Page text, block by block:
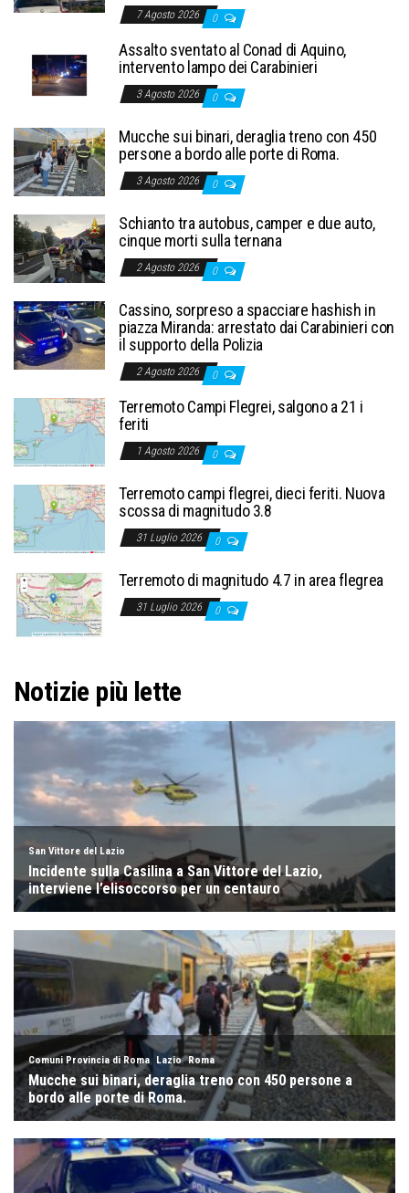
7 Agosto 2026 0
Assalto sventato al Conad di Aquino,
intervento lampo dei Carabinieri
3 Agosto 2026 0
Mucche sui binari, deraglia treno con 450
persone a bordo alle porte di Roma.
3 Agosto 2026 0
Schianto tra autobus, camper e due auto,
cinque morti sulla ternana
2 Agosto 2026 0
Cassino, sorpreso a spacciare hashish in
piazza Miranda: arrestato dai Carabinieri con
il supporto della Polizia
2 Agosto 2026 0
Terremoto Campi Flegrei, salgono a 21 i
feriti
1 Agosto 2026 0
Terremoto campi flegrei, dieci feriti. Nuova
scossa di magnitudo 3.8
31 Luglio 2026 0
Terremoto di magnitudo 4.7 in area flegrea
31 Luglio 2026 0
Notizie più lette